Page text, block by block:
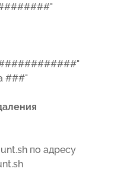
###"
по адресу